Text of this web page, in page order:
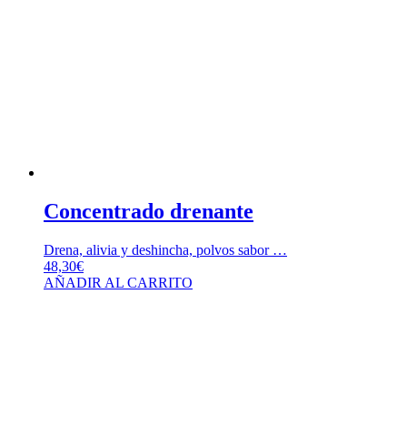
Concentrado drenante
Drena, alivia y deshincha, polvos sabor …
48,30€
AÑADIR AL CARRITO